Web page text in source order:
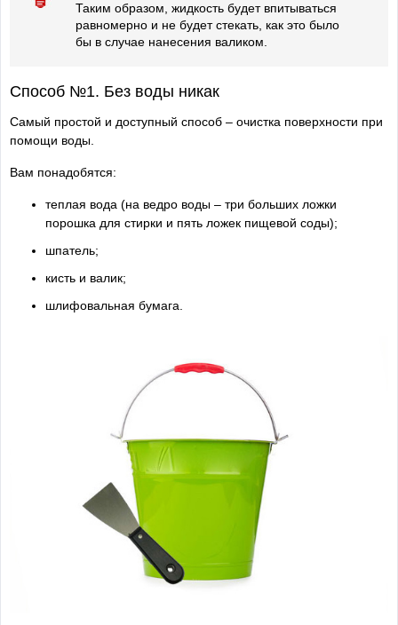
Таким образом, жидкость будет впитываться
равномерно и не будет стекать, как это было
бы в случае нанесения валиком.
Способ №1. Без воды никак
Самый простой и доступный способ – очистка поверхности при
помощи воды.
Вам понадобятся:
теплая вода (на ведро воды – три больших ложки
порошка для стирки и пять ложек пищевой соды);
шпатель;
кисть и валик;
шлифовальная бумага.